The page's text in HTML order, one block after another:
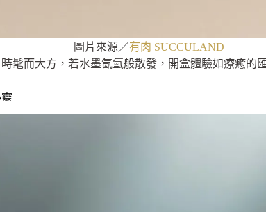
圖片來源／有肉 SUCCULAND
髦而大方，若水墨氤氳般散發，開盒體驗如療癒的